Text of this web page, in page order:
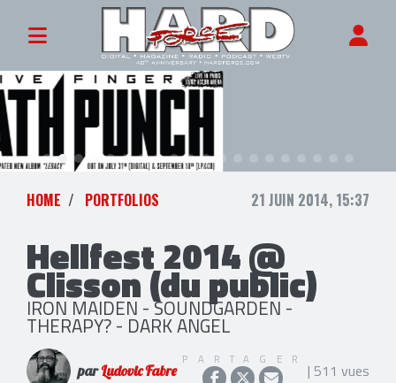
HOME PORTFOLIOS 21 JUIN 2014, 15:37
Hellfest 2014 @
Clisson (du public)
IRON MAIDEN - SOUNDGARDEN -
THERAPY? - DARK ANGEL
parLudovic Fabre
PARTAGER
| 511 vues